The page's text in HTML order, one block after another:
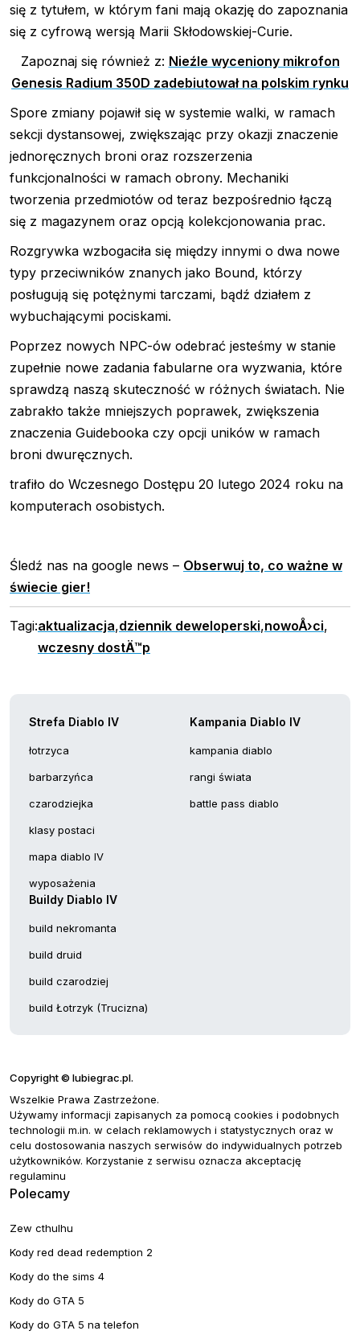
się z tytułem, w którym fani mają okazję do zapoznania
się z cyfrową wersją Marii Skłodowskiej-Curie.
Zapoznaj się również z: Nieźle wyceniony mikrofon
Genesis Radium 350D zadebiutował na polskim rynku
Spore zmiany pojawił się w systemie walki, w ramach
sekcji dystansowej, zwiększając przy okazji znaczenie
jednoręcznych broni oraz rozszerzenia
funkcjonalności w ramach obrony. Mechaniki
tworzenia przedmiotów od teraz bezpośrednio łączą
się z magazynem oraz opcją kolekcjonowania prac.
Rozgrywka wzbogaciła się między innymi o dwa nowe
typy przeciwników znanych jako Bound, którzy
posługują się potężnymi tarczami, bądź działem z
wybuchającymi pociskami.
Poprzez nowych NPC-ów odebrać jesteśmy w stanie
zupełnie nowe zadania fabularne ora wyzwania, które
sprawdzą naszą skuteczność w różnych światach. Nie
zabrakło także mniejszych poprawek, zwiększenia
znaczenia Guidebooka czy opcji uników w ramach
broni dwuręcznych.
trafiło do Wczesnego Dostępu 20 lutego 2024 roku na
komputerach osobistych.
Śledź nas na google news – Obserwuj to, co ważne w
świecie gier!
Tagi:aktualizacja,dziennik deweloperski,nowoÅ›ci,
wczesny dostÄ™p
Strefa Diablo IV
łotrzyca
barbarzyńca
czarodziejka
klasy postaci
mapa diablo IV
wyposażenia
Kampania Diablo IV
kampania diablo
rangi świata
battle pass diablo
Buildy Diablo IV
build nekromanta
build druid
build czarodziej
build Łotrzyk (Trucizna)
Copyright © lubiegrac.pl.
Wszelkie Prawa Zastrzeżone.
Używamy informacji zapisanych za pomocą cookies i podobnych
technologii m.in. w celach reklamowych i statystycznych oraz w
celu dostosowania naszych serwisów do indywidualnych potrzeb
użytkowników. Korzystanie z serwisu oznacza akceptację
regulaminu
Polecamy
Zew cthulhu
Kody red dead redemption 2
Kody do the sims 4
Kody do GTA 5
Kody do GTA 5 na telefon